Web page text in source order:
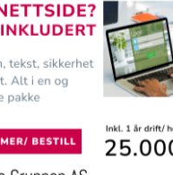
kvinner med